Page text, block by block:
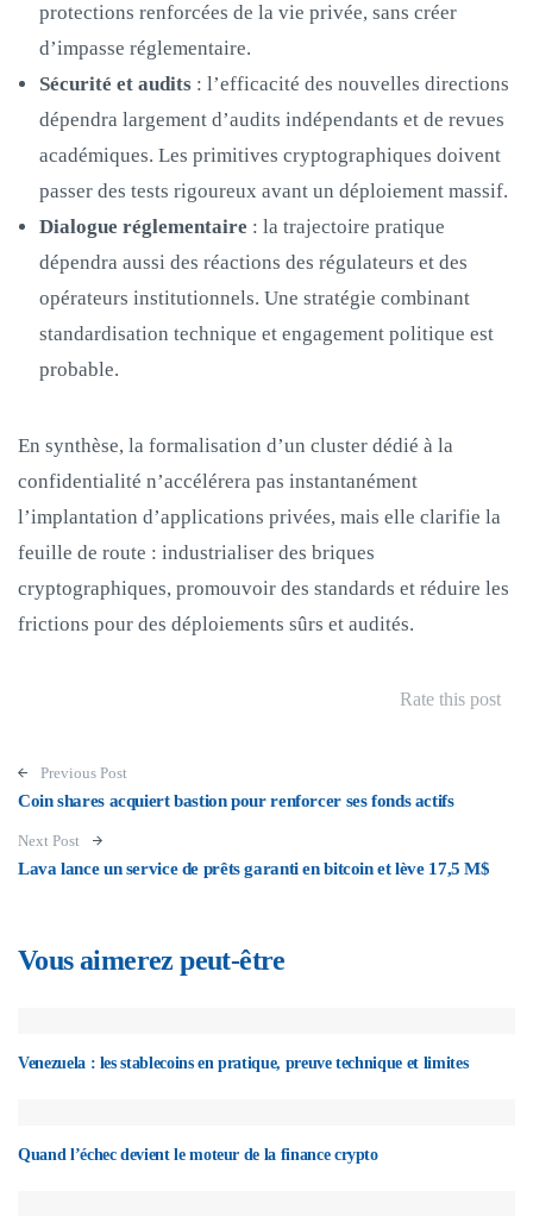
protections renforcées de la vie privée, sans créer
d’impasse réglementaire.
Sécurité et audits : l’efficacité des nouvelles directions
dépendra largement d’audits indépendants et de revues
académiques. Les primitives cryptographiques doivent
passer des tests rigoureux avant un déploiement massif.
Dialogue réglementaire : la trajectoire pratique
dépendra aussi des réactions des régulateurs et des
opérateurs institutionnels. Une stratégie combinant
standardisation technique et engagement politique est
probable.
En synthèse, la formalisation d’un cluster dédié à la
confidentialité n’accélérera pas instantanément
l’implantation d’applications privées, mais elle clarifie la
feuille de route : industrialiser des briques
cryptographiques, promouvoir des standards et réduire les
frictions pour des déploiements sûrs et audités.
Rate this post
Post navigation
Previous Post
Coin shares acquiert bastion pour renforcer ses fonds actifs
Next Post
Lava lance un service de prêts garanti en bitcoin et lève 17,5 M$
Vous aimerez peut-être
Venezuela : les stablecoins en pratique, preuve technique et limites
Quand l’échec devient le moteur de la finance crypto